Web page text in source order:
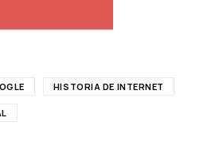
HISTORIA DE INTERNET